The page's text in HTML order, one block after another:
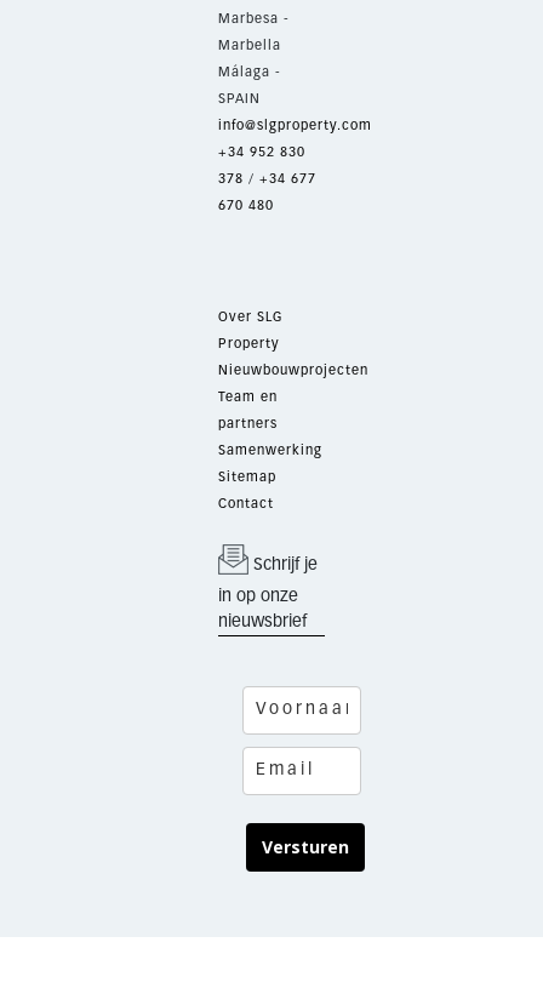
Marbesa -
Marbella
Málaga -
SPAIN
info@slgproperty.com
+34 952 830
378 / +34 677
670 480
Over SLG
Property
Nieuwbouwprojecten
Team en
partners
Samenwerking
Sitemap
Contact
Schrijf je
in op onze
nieuwsbrief
Versturen